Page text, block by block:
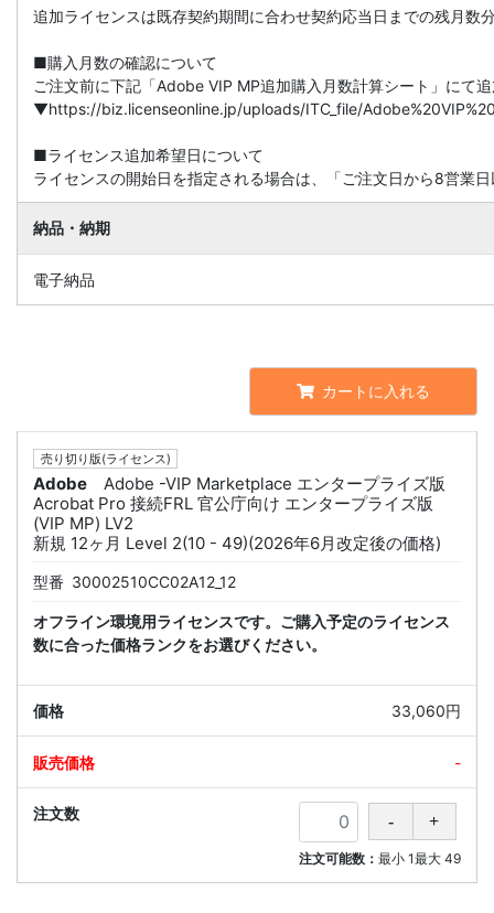
追加ライセンスは既存契約期間に合わせ契約応当日までの残月数
■購入月数の確認について
ご注文前に下記「Adobe VIP MP追加購入月数計算シート」にて
▼https://biz.licenseonline.jp/uploads/ITC_file/
■ライセンス追加希望日について
ライセンスの開始日を指定される場合は、「ご注文日から8営業
納品・納期
電子納品
カートに入れる
売り切り版(ライセンス)
Adobe
Adobe -VIP Marketplace エンタープライズ版
Acrobat Pro 接続FRL 官公庁向け エンタープライズ版
(VIP MP) LV2
新規 12ヶ月 Level 2(10 - 49)(2026年6月改定後の価格)
型番 30002510CC02A12_12
オフライン環境用ライセンスです。ご購入予定のライセンス
数に合った価格ランクをお選びください。
33,060円
-
注文可能数： 最小 1最大 49